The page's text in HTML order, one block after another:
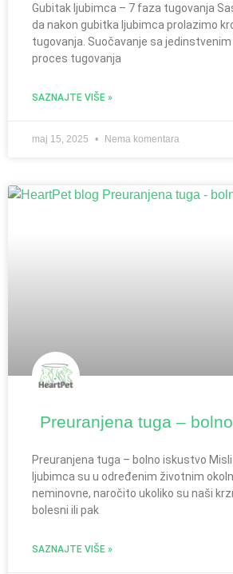
Gubitak ljubimca – 7 faza tugovanja
da nakon gubitka ljubimca prolazimo
tugovanja. Suočavanje sa
proces tugovanja
SAZNAJTE VIŠE »
maj 15, 2025 Nema komentara
Preuranjena tuga –
Preuranjena tuga – bolno iskustvo
ljubimca su u određenim životnim
neminovne, naročito ukoliko su naši
bolesni ili pak
SAZNAJTE VIŠE »